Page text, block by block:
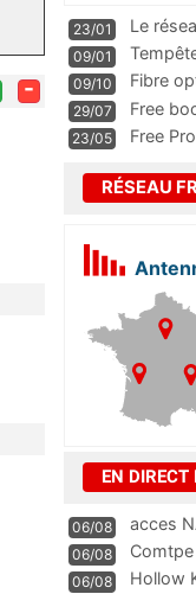
-
23/01
Le
m
09/01
09/10
Fibre
pass
29/07
Free
23/05 Free
RÉSEAU
EN DIRECT
06/08 acces
06/08
06/08 Hollow